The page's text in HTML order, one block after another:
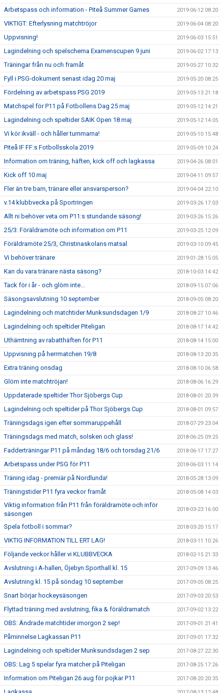
Arbetspass och information - Piteå Summer Games 2019-06-12 08:20
VIKTIGT: Efterlysning matchtröjor 2019-06-04 08:20
Uppvisning! 2019-06-03 15:51
Lagindelning och spelschema Examenscupen 9 juni 2019-06-02 17:13
Träningar från nu och framåt 2019-05-27 10:32
Fyll i PSG-dokument senast idag 20 maj 2019-05-20 08:25
Fördelning av arbetspass PSG 2019 2019-05-13 21:18
Matchspel för P11 på Fotbollens Dag 25 maj 2019-05-12 14:21
Lagindelning och speltider SAIK Open 18 maj 2019-05-12 14:05
Vi kör ikväll - och håller tummarna! 2019-05-10 15:48
Piteå IF FF:s Fotbollsskola 2019 2019-05-09 10:24
Information om träning, häften, kick off och lagkassa 2019-04-26 08:01
Kick off 10 maj 2019-04-11 09:57
Fler än tre barn, tränare eller ansvarsperson? 2019-04-04 22:10
v.14 klubbvecka på Sportringen 2019-03-26 17:03
Allt ni behöver veta om P11:s stundande säsong! 2019-03-26 15:26
25/3: Föräldramöte och information om P11 2019-03-25 12:09
Föräldramöte 25/3, Christinaskolans matsal 2019-03-10 09:45
Vi behöver tränare 2019-01-28 15:05
Kan du vara tränare nästa säsong? 2018-10-03 14:42
Tack för i år - och glöm inte... 2018-09-15 07:06
Säsongsavslutning 10 september 2018-09-05 08:20
Lagindelning och matchtider Munksundsdagen 1/9 2018-08-27 10:46
Lagindelning och speltider Piteligan 2018-08-17 14:42
Uthämtning av rabatthäften för P11 2018-08-14 15:00
Uppvisning på herrmatchen 19/8 2018-08-13 20:35
Extra träning onsdag 2018-08-10 06:58
Glöm inte matchtröjan! 2018-08-06 16:29
Uppdaterade speltider Thor Sjöbergs Cup 2018-08-01 20:39
Lagindelning och speltider på Thor Sjöbergs Cup 2018-08-01 09:57
Träningsdags igen efter sommaruppehåll 2018-07-29 23:04
Träningsdags med match, solsken och glass! 2018-06-25 09:25
Fadderträningar P11 på måndag 18/6 och torsdag 21/6 2018-06-17 17:27
Arbetspass under PSG för P11 2018-06-03 11:14
Träning idag - premiär på Nordlunda! 2018-05-28 13:09
Träningstider P11 fyra veckor framåt 2018-05-08 14:03
Viktig information från P11 från föräldramöte och inför
säsongen
2018-03-23 16:00
Spela fotboll i sommar? 2018-03-20 15:17
VIKTIG INFORMATION TILL ERT LAG! 2018-03-11 10:26
Följande veckor håller vi KLUBBVECKA 2018-02-15 21:33
Avslutning i A-hallen, Öjebyn Sporthall kl. 15 2017-09-09 13:46
Avslutning kl. 15 på söndag 10 september 2017-09-05 08:25
Snart börjar hockeysäsongen 2017-09-03 20:53
Flyttad träning med avslutning, fika & föräldramatch 2017-09-02 13:22
OBS: Ändrade matchtider imorgon 2 sep! 2017-09-01 21:41
Påminnelse Lagkassan P11 2017-09-01 17:32
Lagindelning och speltider Munksundsdagen 2 sep 2017-08-27 22:30
OBS: Lag 5 spelar fyra matcher på Piteligan 2017-08-25 17:26
Information om Piteligan 26 aug för pojkar P11 2017-08-20 20:35